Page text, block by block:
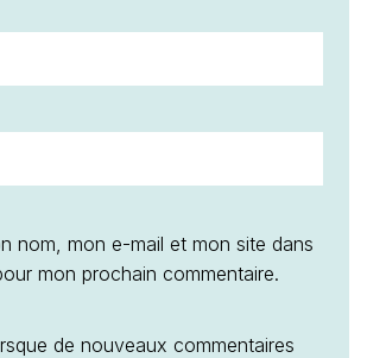
nom, mon e-mail et mon site dans
mon prochain commentaire.
de nouveaux commentaires